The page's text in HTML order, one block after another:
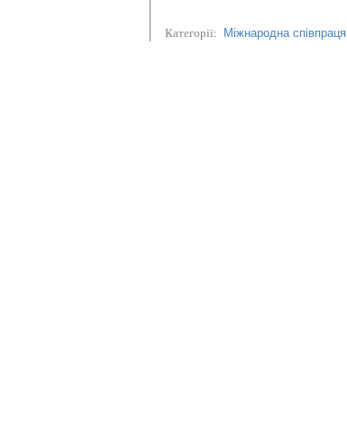
Категорії: Міжнародна співпраця